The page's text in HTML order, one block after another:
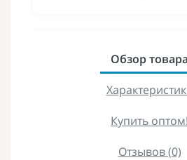
Обзор товара
Купить оптом!
Отзывов (0)